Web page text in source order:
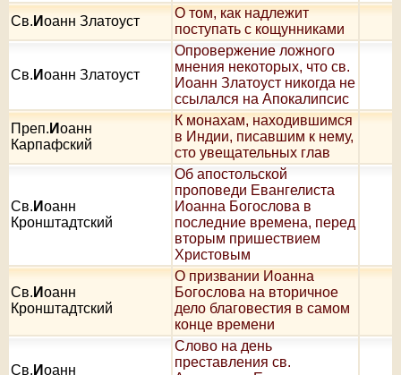
Св. Иоанн Златоуст
О том, как надлежит
поступать с кощунниками
Св. Иоанн Златоуст
Опровержение ложного
мнения некоторых, что св.
Иоанн Златоуст никогда не
ссылался на Апокалипсис
Преп. Иоанн
Карпафский
К монахам, находившимся
в Индии, писавшим к нему,
сто увещательных глав
Св. Иоанн
Кронштадтский
Об апостольской
проповеди Евангелиста
Иоанна Богослова в
последние времена, перед
вторым пришествием
Христовым
Св. Иоанн
Кронштадтский
О призвании Иоанна
Богослова на вторичное
дело благовестия в самом
конце времени
Св. Иоанн
Слово на день
преставления св.